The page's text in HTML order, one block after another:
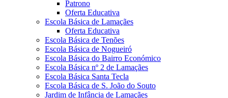
Patrono
Oferta Educativa
Escola Básica de Lamaçães
Oferta Educativa
Escola Básica de Tenões
Escola Básica de Nogueiró
Escola Básica do Bairro Económico
Escola Básica nº 2 de Lamaçães
Escola Básica Santa Tecla
Escola Básica de S. João do Souto
Jardim de Infância de Lamaçães